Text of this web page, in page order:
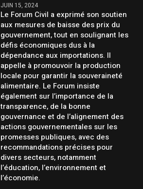
JUIN 15, 2024
Le Forum Civil a exprimé son soutien
aux mesures de baisse des prix du
gouvernement, tout en soulignant les
défis économiques dus à la
dépendance aux importations. Il
appelle à promouvoir la production
locale pour garantir la souveraineté
alimentaire. Le Forum insiste
également sur l’importance de la
transparence, de la bonne
gouvernance et de l’alignement des
actions gouvernementales sur les
promesses publiques, avec des
recommandations précises pour
divers secteurs, notamment
l’éducation, l’environnement et
l’économie.